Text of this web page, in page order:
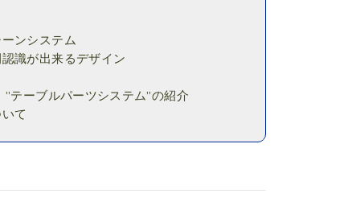
ンシステム
識が出来るデザイン
テーブルパーツシステム”の紹介
て